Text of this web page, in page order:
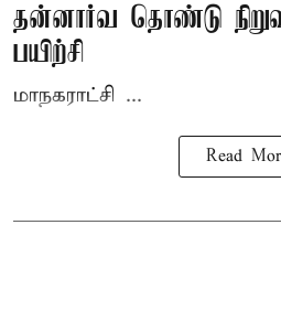
தன்னார்வ தொண்டு
பயிற்சி
மாநகராட்சி ...
Read